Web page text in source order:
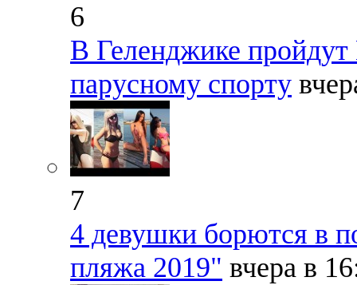
6
В Геленджике пройдут
парусному спорту
7
4 девушки борются в
пляжа 2019" вчера в